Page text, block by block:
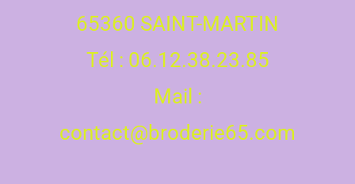
65360 SAINT-MARTIN
Tél : 06.12.38.23.85
Mail :
contact@broderie65.com